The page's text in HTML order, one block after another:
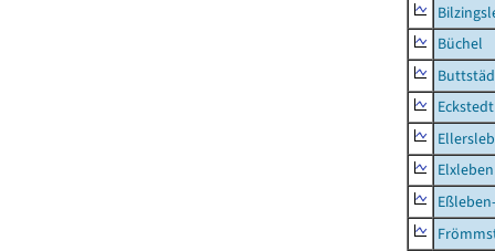
Büchel
Eckstedt
Elxleben